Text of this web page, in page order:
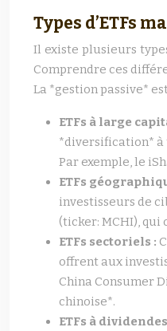
Types d’ETFs
Il existe plusieurs
Comprendre ces
La *gestion passive*
ETFs à large
*diversification* à
Par exemple, le
ETFs
investisseurs de
(ticker: MCHI),
ETFs sectoriels :
offrent aux
China Consumer
chinoise*.
ETFs à